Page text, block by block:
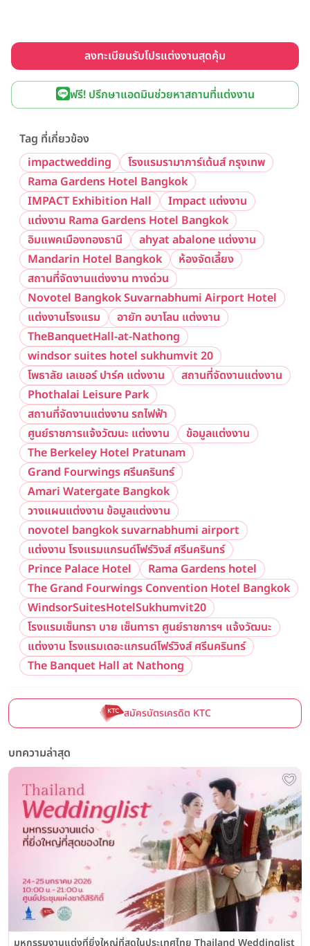
ลงทะเบียนรับโปรแต่งงานสุดคุ้ม
ฟรี! ปรึกษาแอดมินช่วยหาสถานที่แต่งงาน
Tag ที่เกี่ยวข้อง
impactwedding
โรงแรมรามาการ์เด้นส์ กรุงเทพ
Rama Gardens Hotel Bangkok
IMPACT Exhibition Hall
Impact แต่งงาน
แต่งงาน Rama Gardens Hotel Bangkok
อิมแพคเมืองทองธานี
ahyat abalone แต่งงาน
Mandarin Hotel Bangkok
ห้องจัดเลี้ยง
สถานที่จัดงานแต่งงาน ทางด่วน
Novotel Bangkok Suvarnabhumi Airport Hotel
แต่งงานโรงแรม
อายัท อบาโลน แต่งงาน
TheBanquetHall-at-Nathong
windsor suites hotel sukhumvit 20
โพธาลัย เลเชอร์ ปาร์ค แต่งงาน
สถานที่จัดงานแต่งงาน
Phothalai Leisure Park
สถานที่จัดงานแต่งงาน รถไฟฟ้า
ศูนย์ราชการแจ้งวัฒนะ แต่งงาน
ข้อมูลแต่งงาน
The Berkeley Hotel Pratunam
Grand Fourwings ศรีนครินทร์
Amari Watergate Bangkok
วางแผนแต่งงาน ข้อมูลแต่งงาน
novotel bangkok suvarnabhumi airport
แต่งงาน โรงแรมแกรนด์โฟร์วิงส์ ศรีนครินทร์
Prince Palace Hotel
Rama Gardens hotel
The Grand Fourwings Convention Hotel Bangkok
WindsorSuitesHotelSukhumvit20
โรงแรมเซ็นทรา บาย เซ็นทารา ศูนย์ราชการฯ แจ้งวัฒนะ
แต่งงาน โรงแรมเดอะแกรนด์โฟร์วิงส์ ศรีนครินทร์
The Banquet Hall at Nathong
สมัครบัตรเครดิต KTC
บทความล่าสุด